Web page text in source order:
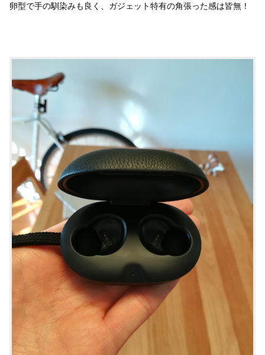
卵型で手の馴染みも良く、ガジェット特有の角張った感は皆無！